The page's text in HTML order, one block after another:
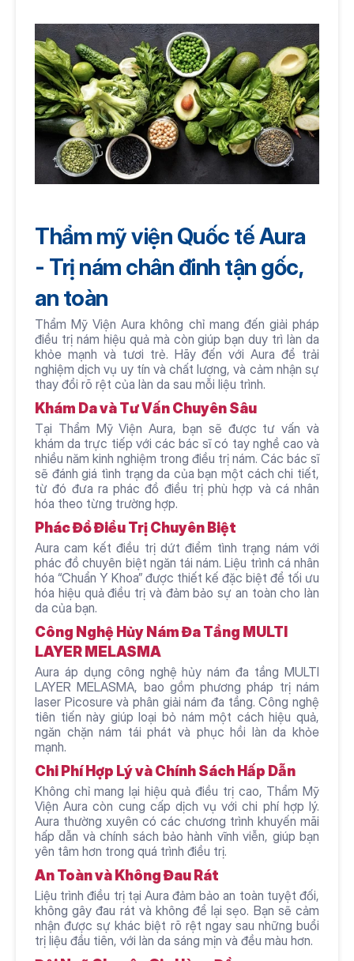
Thẩm mỹ viện Quốc tế Aura
- Trị nám chân đinh tận gốc,
an toàn
Thẩm Mỹ Viện Aura không chỉ mang đến giải pháp
điều trị nám hiệu quả mà còn giúp bạn duy trì làn da
khỏe mạnh và tươi trẻ. Hãy đến với Aura để trải
nghiệm dịch vụ uy tín và chất lượng, và cảm nhận sự
thay đổi rõ rệt của làn da sau mỗi liệu trình.
Khám Da và Tư Vấn Chuyên Sâu
Tại Thẩm Mỹ Viện Aura, bạn sẽ được tư vấn và
khám da trực tiếp với các bác sĩ có tay nghề cao và
nhiều năm kinh nghiệm trong điều trị nám. Các bác sĩ
sẽ đánh giá tình trạng da của bạn một cách chi tiết,
từ đó đưa ra phác đồ điều trị phù hợp và cá nhân
hóa theo từng trường hợp.
Phác Đồ Điều Trị Chuyên Biệt
Aura cam kết điều trị dứt điểm tình trạng nám với
phác đồ chuyên biệt ngăn tái nám. Liệu trình cá nhân
hóa “Chuẩn Y Khoa” được thiết kế đặc biệt để tối ưu
hóa hiệu quả điều trị và đảm bảo sự an toàn cho làn
da của bạn.
Công Nghệ Hủy Nám Đa Tầng MULTI
LAYER MELASMA
Aura áp dụng công nghệ hủy nám đa tầng MULTI
LAYER MELASMA, bao gồm phương pháp trị nám
laser Picosure và phân giải nám đa tầng. Công nghệ
tiên tiến này giúp loại bỏ nám một cách hiệu quả,
ngăn chặn nám tái phát và phục hồi làn da khỏe
mạnh.
Chi Phí Hợp Lý và Chính Sách Hấp Dẫn
Không chỉ mang lại hiệu quả điều trị cao, Thẩm Mỹ
Viện Aura còn cung cấp dịch vụ với chi phí hợp lý.
Aura thường xuyên có các chương trình khuyến mãi
hấp dẫn và chính sách bảo hành vĩnh viễn, giúp bạn
yên tâm hơn trong quá trình điều trị.
An Toàn và Không Đau Rát
Liệu trình điều trị tại Aura đảm bảo an toàn tuyệt đối,
không gây đau rát và không để lại sẹo. Bạn sẽ cảm
nhận được sự khác biệt rõ rệt ngay sau những buổi
trị liệu đầu tiên, với làn da sáng mịn và đều màu hơn.